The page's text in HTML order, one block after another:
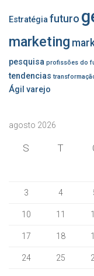
Estratégiafuturo
marketing
pesquisa profissões do
tendencias
Ágil varejo
agosto 2026
S T
3 4
10 11
17 18
24 25